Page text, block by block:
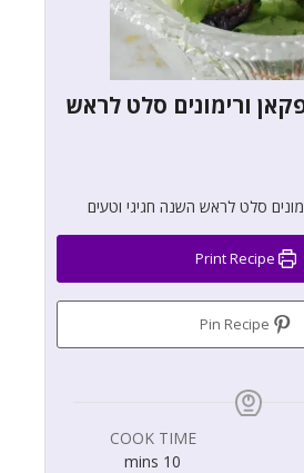
ורימונים סלט לראש
סלט לראש השנה חגיגי וטעים
COOK TIME
10
mins